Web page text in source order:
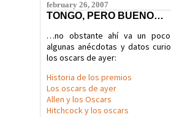
february 26, 2007
TONGO, PERO BUENO…
…no obstante ahí va un
algunas anécdotas y datos
los oscars de ayer:
Historia de los premios
Los oscars de ayer
Allen y los Oscars
Hitchcock y los oscars